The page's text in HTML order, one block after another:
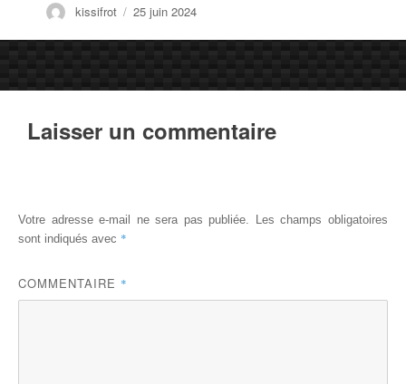
Auteur
kissifrot
Publié
25 juin 2024
Laisser un commentaire
Votre adresse e-mail ne sera pas publiée.
Les champs obligatoires
sont indiqués avec *
COMMENTAIRE *